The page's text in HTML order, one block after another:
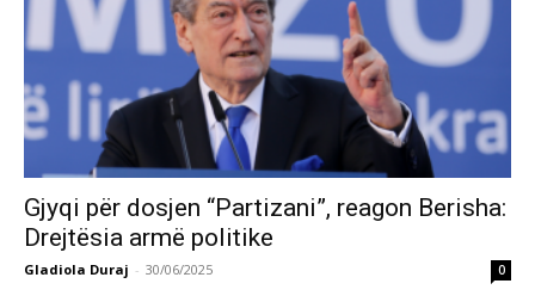
Gjyqi për dosjen “Partizani”, reagon Berisha:
Drejtësia armë politike
Gladiola Duraj - 30/06/2025 0